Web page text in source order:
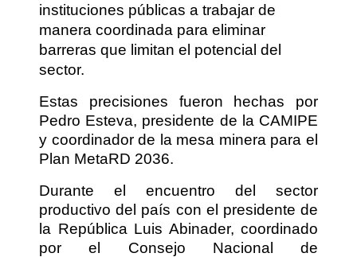
instituciones públicas a trabajar de
manera coordinada para eliminar
barreras que limitan el potencial del
sector.
Estas precisiones fueron hechas por
Pedro Esteva, presidente de la CAMIPE
y coordinador de la mesa minera para el
Plan MetaRD 2036.
Durante el encuentro del sector
productivo del país con el presidente de
la República Luis Abinader, coordinado
por el Consejo Nacional de